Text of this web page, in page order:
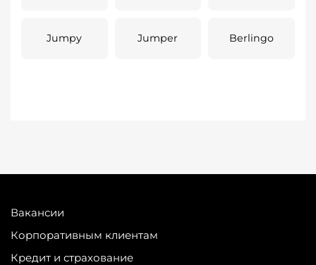
Jumpy Jumper Berlingo
Вакансии
Корпоративным клиентам
Кредит и страхование